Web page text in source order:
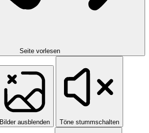
Seite vorlesen
Bilder ausblenden Töne stummschalten